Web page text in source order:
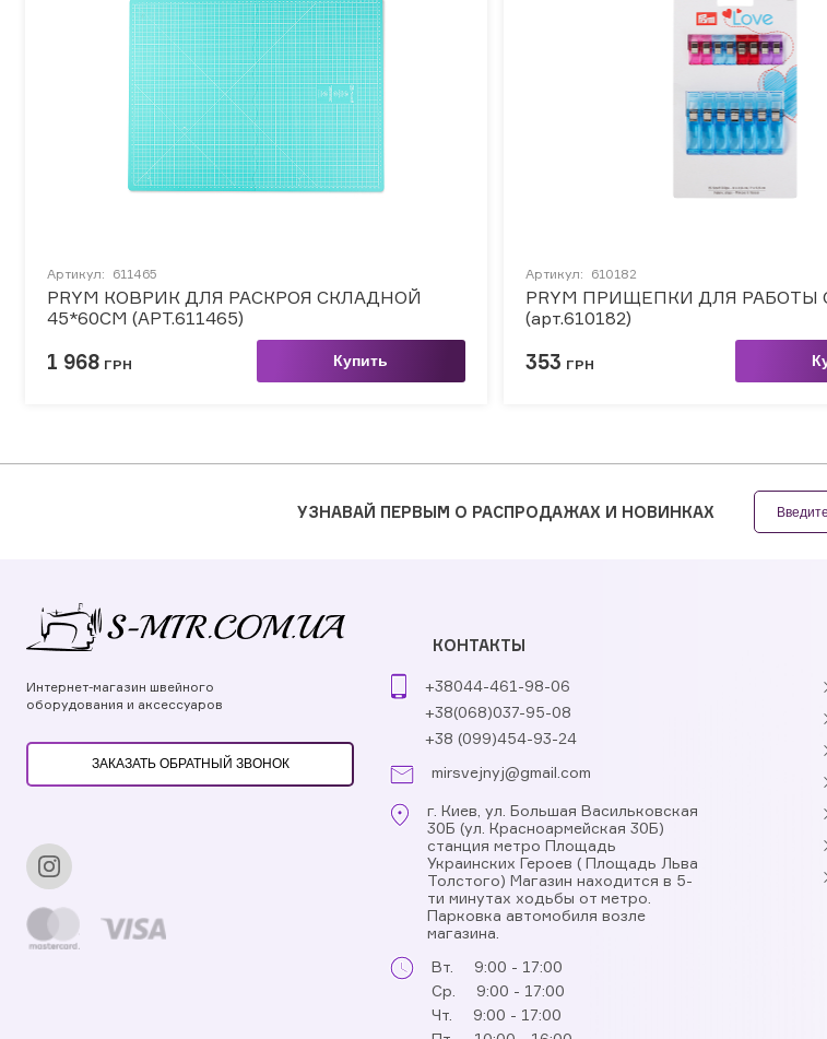
Артикул: 611465
PRYM КОВРИК ДЛЯ РАСКРОЯ СКЛАДНОЙ
45*60СМ (АРТ.611465)
1 968 ГРН Купить
Артикул: 610182
PRYM ПРИЩЕПКИ ДЛЯ РАБОТЫ
(арт.610182)
353 ГРН
УЗНАВАЙ ПЕРВЫМ О РАСПРОДАЖАХ И НОВИНКАХ
Интернет-магазин швейного
оборудования и аксессуаров
ЗАКАЗАТЬ ОБРАТНЫЙ ЗВОНОК
КОНТАКТЫ
+38044-461-98-06
+38(068)037-95-08
+38 (099)454-93-24
mirsvejnyj@gmail.com
г. Киев, ул. Большая Васильковская
30Б (ул. Красноармейская 30Б)
станция метро Площадь
Украинских Героев ( Площадь Льва
Толстого) Магазин находится в 5-
ти минутах ходьбы от метро.
Парковка автомобиля возле
магазина.
Вт.
9:00 - 17:00
Ср.
9:00 - 17:00
Чт.
9:00 - 17:00